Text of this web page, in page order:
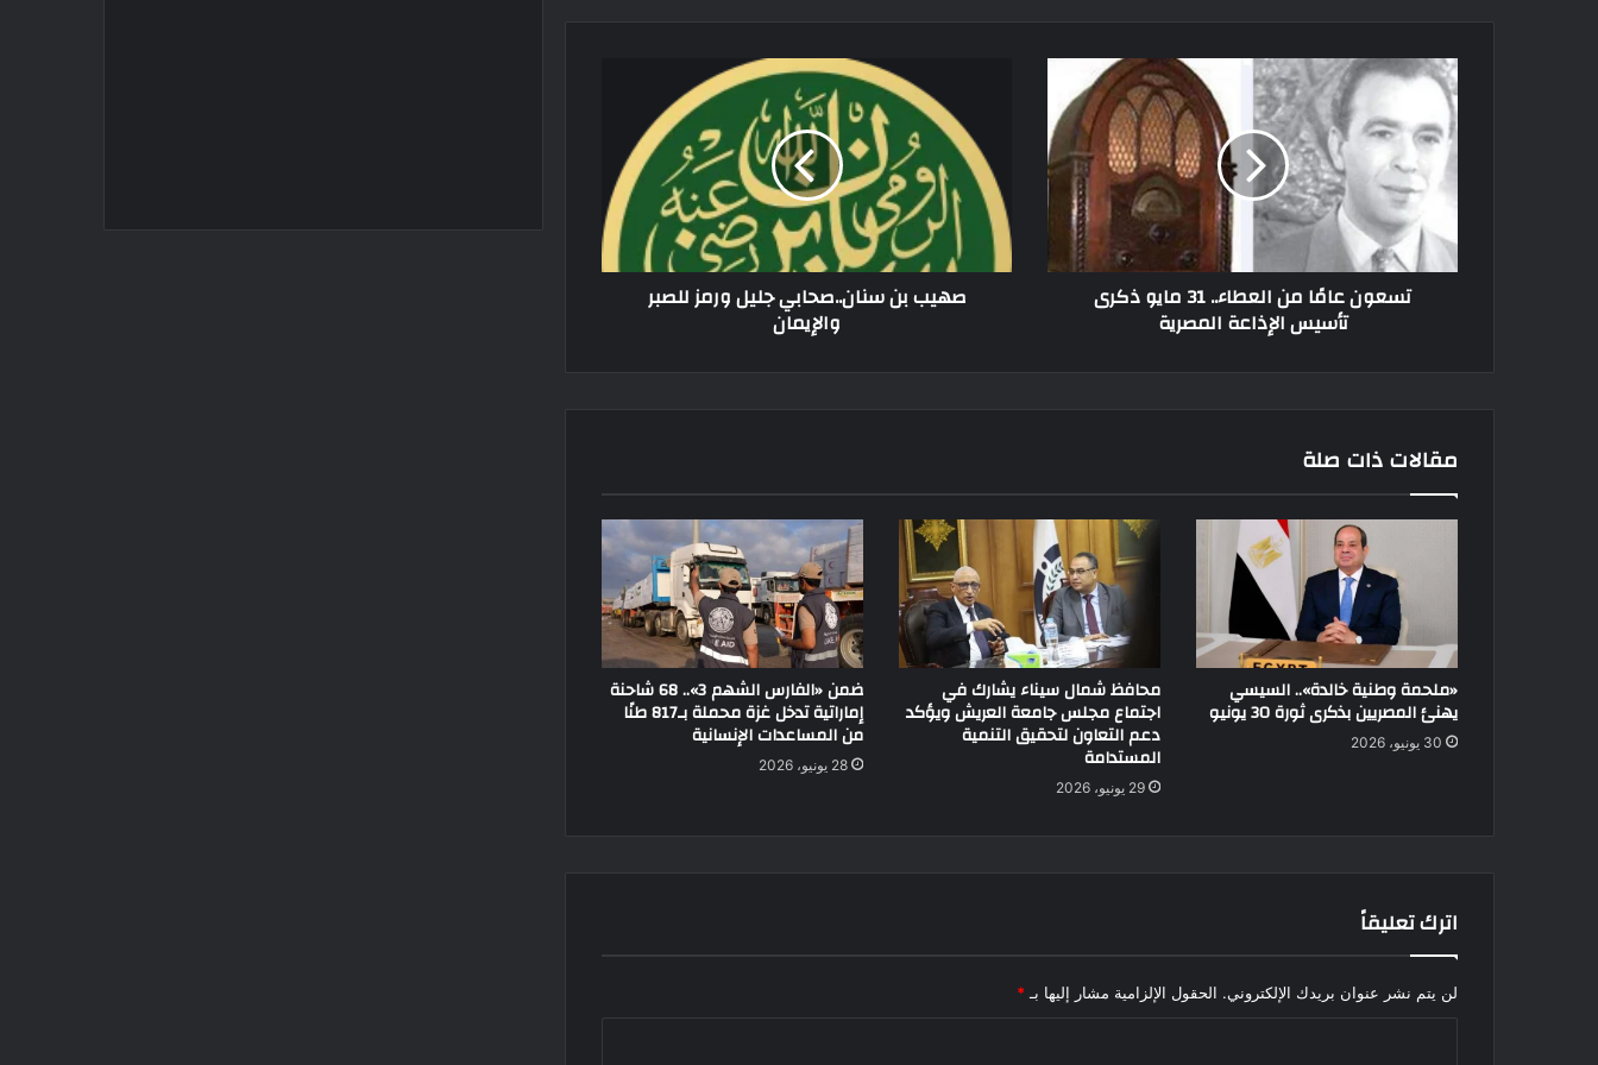
تسعون عامًا من العطاء.. 31 مايو ذكرى
تأسيس الإذاعة المصرية
صهيب بن سنان..صحابي جليل ورمز للصبر
والإيمان
مقالات ذات صلة
«ملحمة وطنية خالدة».. السيسي
يهنئ المصريين بذكرى ثورة 30 يونيو
30 يونيو، 2026
محافظ شمال سيناء يشارك في
اجتماع مجلس جامعة العريش ويؤكد
دعم التعاون لتحقيق التنمية
المستدامة
29 يونيو، 2026
ضمن «الفارس الشهم 3».. 68 شاحنة
إماراتية تدخل غزة محملة بـ817 طنًا
من المساعدات الإنسانية
28 يونيو، 2026
اترك تعليقاً
لن يتم نشر عنوان بريدك الإلكتروني. الحقول الإلزامية مشار إليها بـ *